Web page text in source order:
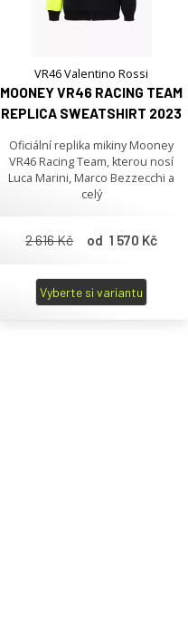
VR46 Valentino Rossi
MOONEY VR46 RACING TEAM
REPLICA SWEATSHIRT 2023
Oficiální replika mikiny Mooney
VR46 Racing Team, kterou nosí
Luca Marini, Marco Bezzecchi a
celý
2 616 Kč od 1 570 Kč
Vyberte si variantu